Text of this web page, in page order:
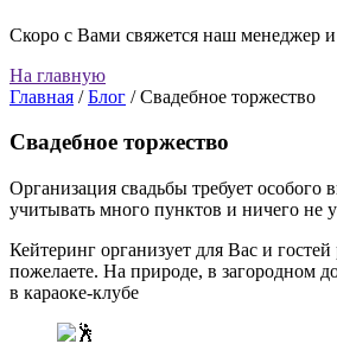
Скоро с Вами свяжется наш менеджер и
На главную
Главная /Блог /Свадебное торжество
Свадебное торжество
Организация свадьбы требует
учитывать много пунктов и ничего не
Кейтеринг организует для Вас и гостей
пожелаете. На природе, в загородном
в караоке-клубе